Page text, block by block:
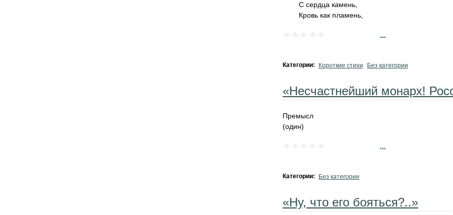
С сердца камень,
Кровь как пламень,
Категории: Короткие стихи Без категории
«Несчастнейший монарх!
Премысл
(один)
Категории: Без категории
«Ну, что его бояться?..»